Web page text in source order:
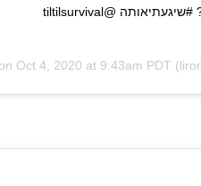
זורקת אותי כבר מהבית למה שיגעתי אותה ? #שיגעתיאותה @tiltilsurvival
Oct 4, 2020 at 9:43am PDT